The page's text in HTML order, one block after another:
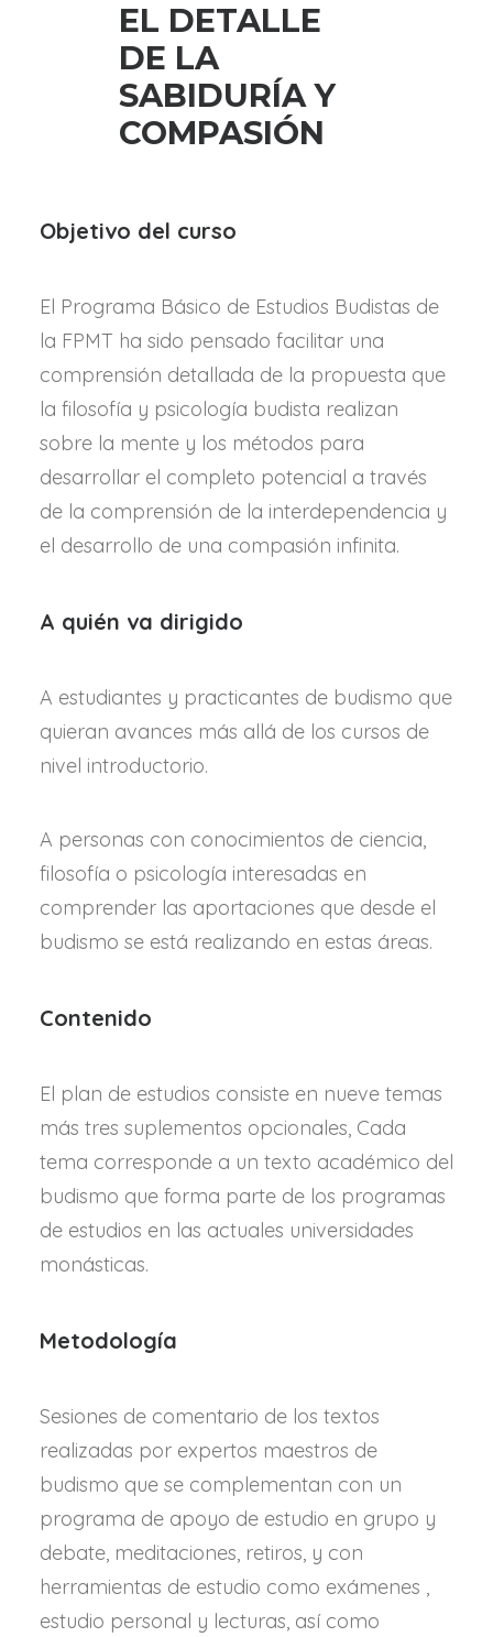
EL DETALLE
DE LA
SABIDURÍA Y
COMPASIÓN
Objetivo del curso
El Programa Básico de Estudios Budistas de
la FPMT ha sido pensado facilitar una
comprensión detallada de la propuesta que
la filosofía y psicología budista realizan
sobre la mente y los métodos para
desarrollar el completo potencial a través
de la comprensión de la interdependencia y
el desarrollo de una compasión infinita.
A quién va dirigido
A estudiantes y practicantes de budismo que
quieran avances más allá de los cursos de
nivel introductorio.
A personas con conocimientos de ciencia,
filosofía o psicología interesadas en
comprender las aportaciones que desde el
budismo se está realizando en estas áreas.
Contenido
El plan de estudios consiste en nueve temas
más tres suplementos opcionales, Cada
tema corresponde a un texto académico del
budismo que forma parte de los programas
de estudios en las actuales universidades
monásticas.
Metodología
Sesiones de comentario de los textos
realizadas por expertos maestros de
budismo que se complementan con un
programa de apoyo de estudio en grupo y
debate, meditaciones, retiros, y con
herramientas de estudio como exámenes ,
estudio personal y lecturas, así como